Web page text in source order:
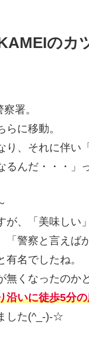
の
署。
に移動。
、それに伴い
んだ・・・」
、「美味しい
警察と言えば
名でしたね。
くなったのか
沿いに徒歩5分
した(^_-)-☆